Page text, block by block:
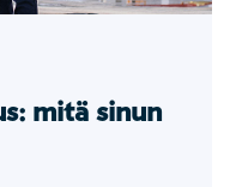
mitä sinun